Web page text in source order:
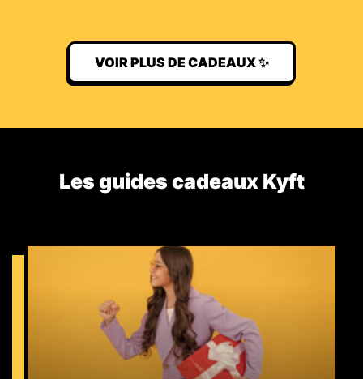
VOIR PLUS DE CADEAUX ✨
Les guides cadeaux Kyft​